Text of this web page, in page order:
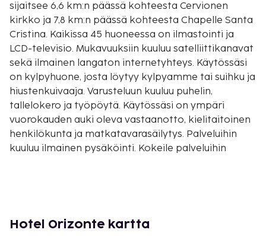
sijaitsee 6,6 km:n päässä kohteesta Cervionen
kirkko ja 7,8 km:n päässä kohteesta Chapelle Santa
Cristina. Kaikissa 45 huoneessa on ilmastointi ja
LCD-televisio. Mukavuuksiin kuuluu satelliittikanavat
sekä ilmainen langaton internetyhteys. Käytössäsi
on kylpyhuone, josta löytyy kylpyamme tai suihku ja
hiustenkuivaaja. Varusteluun kuuluu puhelin,
tallelokero ja työpöytä. Käytössäsi on ympäri
vuorokauden auki oleva vastaanotto, kielitaitoinen
henkilökunta ja matkatavarasäilytys. Palveluihin
kuuluu ilmainen pysäköinti. Kokeile palveluihin
ilmainen langaton internetyhteys,
Hotel Orizonte kartta